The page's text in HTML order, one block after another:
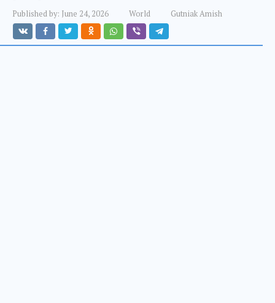
Published by: June 24, 2026 World Gutniak Amish